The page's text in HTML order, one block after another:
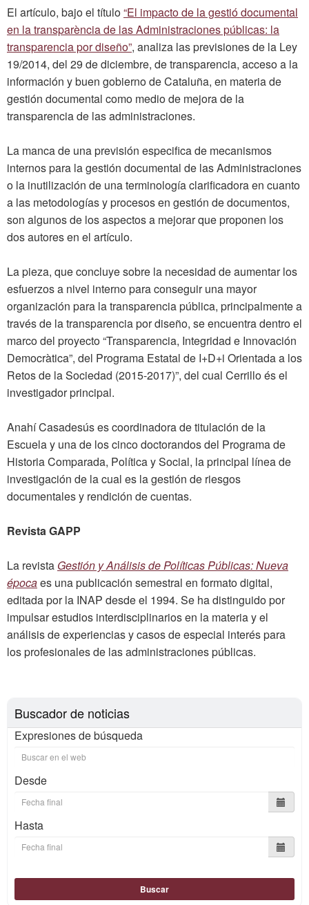
El artículo, bajo el título“El impacto de la gestió documental
en la transparència de las Administraciones públicas: la
transparencia por diseño”, analiza las previsiones de la Ley
19/2014, del 29 de diciembre, de transparencia, acceso a la
información y buen gobierno de Cataluña, en materia de
gestión documental como medio de mejora de la
transparencia de las administraciones.
La manca de una previsión especifica de mecanismos
internos para la gestión documental de las Administraciones
o la inutilización de una terminología clarificadora en cuanto
a las metodologías y procesos en gestión de documentos,
son algunos de los aspectos a mejorar que proponen los
dos autores en el artículo.
La pieza, que concluye sobre la necesidad de aumentar los
esfuerzos a nivel interno para conseguir una mayor
organización para la transparencia pública, principalmente a
través de la transparencia por diseño, se encuentra dentro el
marco del proyecto “Transparencia, Integridad e Innovación
Democràtica”, del Programa Estatal de I+D+i Orientada a los
Retos de la Sociedad (2015-2017)”, del cual Cerrillo és el
investigador principal.
Anahí Casadesús es coordinadora de titulación de la
Escuela y una de los cinco doctorandos del Programa de
Historia Comparada, Política y Social, la principal línea de
investigación de la cual es la gestión de riesgos
documentales y rendición de cuentas.
Revista GAPP
La revista Gestión y Análisis de Políticas Públicas: Nueva
épocaes una publicación semestral en formato digital,
editada por la INAP desde el 1994. Se ha distinguido por
impulsar estudios interdisciplinarios en la materia y el
análisis de experiencias y casos de especial interés para
los profesionales de las administraciones públicas.
Buscador de noticias
Expresiones de búsqueda
Desde
Hasta
Buscar